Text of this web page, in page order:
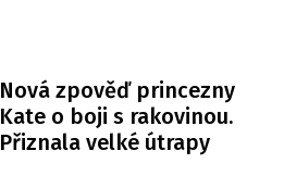
Nová zpověď princezny
Kate o boji s rakovinou.
Přiznala velké útrapy